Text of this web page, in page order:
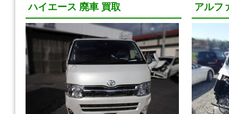
ハイエース 廃車 買取 アルフ